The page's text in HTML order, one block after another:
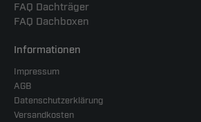
FAQ Dachträger
FAQ Dachboxen
Informationen
Impressum
AGB
Datenschutzerklärung
Versandkosten